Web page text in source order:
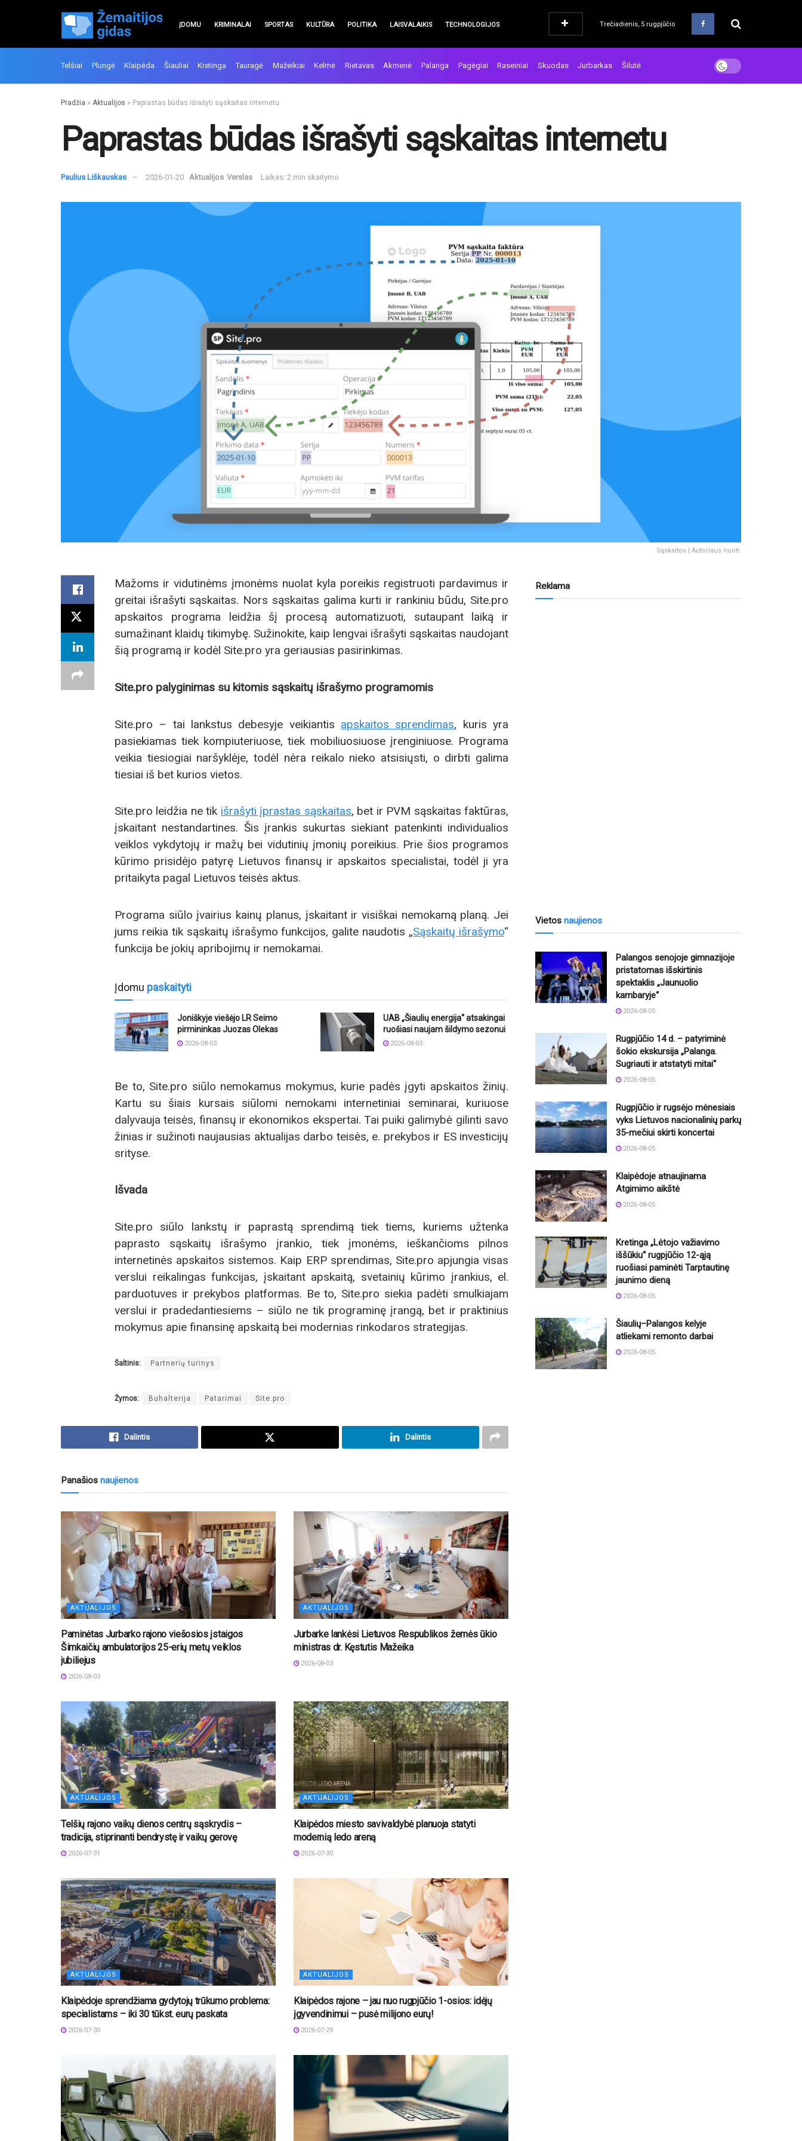
ĮDOMU KRIMINALAI SPORTAS KULTŪRA POLITIKA LAISVALAIKIS TECHNOLOGIJOS Trečiadienis, 5 rugpjūčio
Telšiai Plungė Klaipėda Šiauliai Kretinga Tauragė Mažeikiai Kelmė Rietavas Akmenė Palanga Pagėgiai Raseiniai Skuodas Jurbarkas Šilutė
Pradžia » Aktualijos » Paprastas būdas išrašyti sąskaitas internetu
Paprastas būdas išrašyti sąskaitas internetu
Paulius Liškauskas 2026-01-20 Aktualijos Verslas Laikas: 2 min skaitymo
Sąskaitos | Autoriaus nuotr.
Mažoms ir vidutinėms įmonėms nuolat kyla poreikis registruoti pardavimus ir
greitai išrašyti sąskaitas. Nors sąskaitas galima kurti ir rankiniu būdu, Site.pro
apskaitos programa leidžia šį procesą automatizuoti, sutaupant laiką ir
sumažinant klaidų tikimybę. Sužinokite, kaip lengvai išrašyti sąskaitas naudojant
šią programą ir kodėl Site.pro yra geriausias pasirinkimas.
Site.pro palyginimas su kitomis sąskaitų išrašymo programomis
Site.pro – tai lankstus debesyje veikiantis apskaitos sprendimas, kuris yra
pasiekiamas tiek kompiuteriuose, tiek mobiliuosiuose įrenginiuose. Programa
veikia tiesiogiai naršyklėje, todėl nėra reikalo nieko atsisiųsti, o dirbti galima
tiesiai iš bet kurios vietos.
Site.pro leidžia ne tik išrašyti įprastas sąskaitas, bet ir PVM sąskaitas faktūras,
įskaitant nestandartines. Šis įrankis sukurtas siekiant patenkinti individualios
veiklos vykdytojų ir mažų bei vidutinių įmonių poreikius. Prie šios programos
kūrimo prisidėjo patyrę Lietuvos finansų ir apskaitos specialistai, todėl ji yra
pritaikyta pagal Lietuvos teisės aktus.
Programa siūlo įvairius kainų planus, įskaitant ir visiškai nemokamą planą. Jei
jums reikia tik sąskaitų išrašymo funkcijos, galite naudotis „Sąskaitų išrašymo“
funkcija be jokių apribojimų ir nemokamai.
Įdomu paskaityti
Joniškyje viešėjo LR Seimo
pirmininkas Juozas Olekas
2026-08-03
UAB „Šiaulių energija“ atsakingai
ruošiasi naujam šildymo sezonui
2026-08-03
Be to, Site.pro siūlo nemokamus mokymus, kurie padės įgyti apskaitos žinių.
Kartu su šiais kursais siūlomi nemokami internetiniai seminarai, kuriuose
dalyvauja teisės, finansų ir ekonomikos ekspertai. Tai puiki galimybė gilinti savo
žinias ir sužinoti naujausias aktualijas darbo teisės, e. prekybos ir ES investicijų
srityse.
Išvada
Site.pro siūlo lankstų ir paprastą sprendimą tiek tiems, kuriems užtenka
paprasto sąskaitų išrašymo įrankio, tiek įmonėms, ieškančioms pilnos
internetinės apskaitos sistemos. Kaip ERP sprendimas, Site.pro apjungia visas
verslui reikalingas funkcijas, įskaitant apskaitą, svetainių kūrimo įrankius, el.
parduotuves ir prekybos platformas. Be to, Site.pro siekia padėti smulkiajam
verslui ir pradedantiesiems – siūlo ne tik programinę įrangą, bet ir praktinius
mokymus apie finansinę apskaitą bei modernias rinkodaros strategijas.
Šaltinis: Partnerių turinys
Žymos: Buhalterija Patarimai Site.pro
Dalintis Dalintis
Panašios naujienos
AKTUALIJOS
Paminėtas Jurbarko rajono viešosios įstaigos
Šimkaičių ambulatorijos 25-erių metų veiklos
jubiliejus
2026-08-03
AKTUALIJOS
Jurbarke lankėsi Lietuvos Respublikos žemės ūkio
ministras dr. Kęstutis Mažeika
2026-08-03
AKTUALIJOS
Telšių rajono vaikų dienos centrų sąskrydis –
tradicija, stiprinanti bendrystę ir vaikų gerovę
2026-07-31
AKTUALIJOS
Klaipėdos miesto savivaldybė planuoja statyti
modernią ledo areną
2026-07-30
AKTUALIJOS
Klaipėdoje sprendžiama gydytojų trūkumo problema:
specialistams – iki 30 tūkst. eurų paskata
2026-07-30
AKTUALIJOS
Klaipėdos rajone – jau nuo rugpjūčio 1-osios: idėjų
įgyvendinimui – pusė milijono eurų!
2026-07-29
Reklama
Vietos naujienos
Palangos senojoje gimnazijoje
pristatomas išskirtinis
spektaklis „Jaunuolio
kambaryje“
2026-08-05
Rugpjūčio 14 d. – patyriminė
šokio ekskursija „Palanga.
Sugriauti ir atstatyti mitai“
2026-08-05
Rugpjūčio ir rugsėjo mėnesiais
vyks Lietuvos nacionalinių parkų
35-mečiui skirti koncertai
2026-08-05
Klaipėdoje atnaujinama
Atgimimo aikštė
2026-08-05
Kretinga „Lėtojo važiavimo
iššūkiu“ rugpjūčio 12-ąją
ruošiasi paminėti Tarptautinę
jaunimo dieną
2026-08-05
Šiaulių–Palangos kelyje
atliekami remonto darbai
2026-08-05